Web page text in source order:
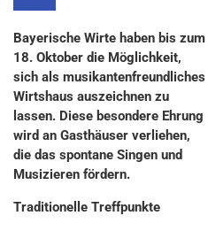
Bayerische Wirte haben bis zum
18. Oktober die Möglichkeit,
sich als musikantenfreundliches
Wirtshaus auszeichnen zu
lassen. Diese besondere Ehrung
wird an Gasthäuser verliehen,
die das spontane Singen und
Musizieren fördern.
Traditionelle Treffpunkte